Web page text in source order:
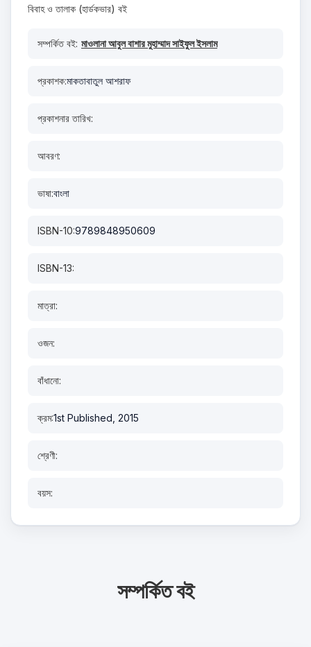
বিবাহ ও তালাক (হার্ডকভার) বই
সম্পর্কিত বই: মাওলানা আবুল বাশার মুহাম্মাদ সাইফুল ইসলাম
প্রকাশক:মাকতাবাতুল আশরাফ
প্রকাশনার তারিখ:
আবরণ:
ভাষা:বাংলা
ISBN-10:9789848950609
ISBN-13:
মাত্রা:
ওজন:
বাঁধানো:
ক্রম:1st Published, 2015
শ্রেণী:
বয়স:
সম্পর্কিত বই